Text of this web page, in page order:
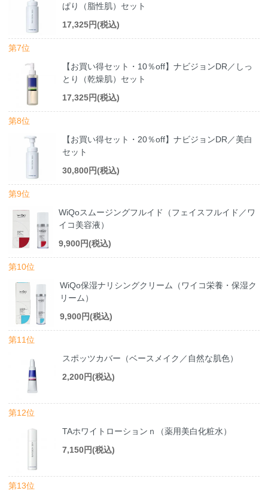
ぱり（脂性肌）セット
17,325円(税込)
第7位
【お買い得セット・10％off】ナビジョンDR／しっ
とり（乾燥肌）セット
17,325円(税込)
第8位
【お買い得セット・20％off】ナビジョンDR／美白
セット
30,800円(税込)
第9位
WiQoスムージングフルイド（フェイスフルイド／ワ
イコ美容液）
9,900円(税込)
第10位
WiQo保湿ナリシングクリーム（ワイコ栄養・保湿ク
リーム）
9,900円(税込)
第11位
スポッツカバー（ベースメイク／自然な肌色）
2,200円(税込)
第12位
TAホワイトローションｎ（薬用美白化粧水）
7,150円(税込)
第13位